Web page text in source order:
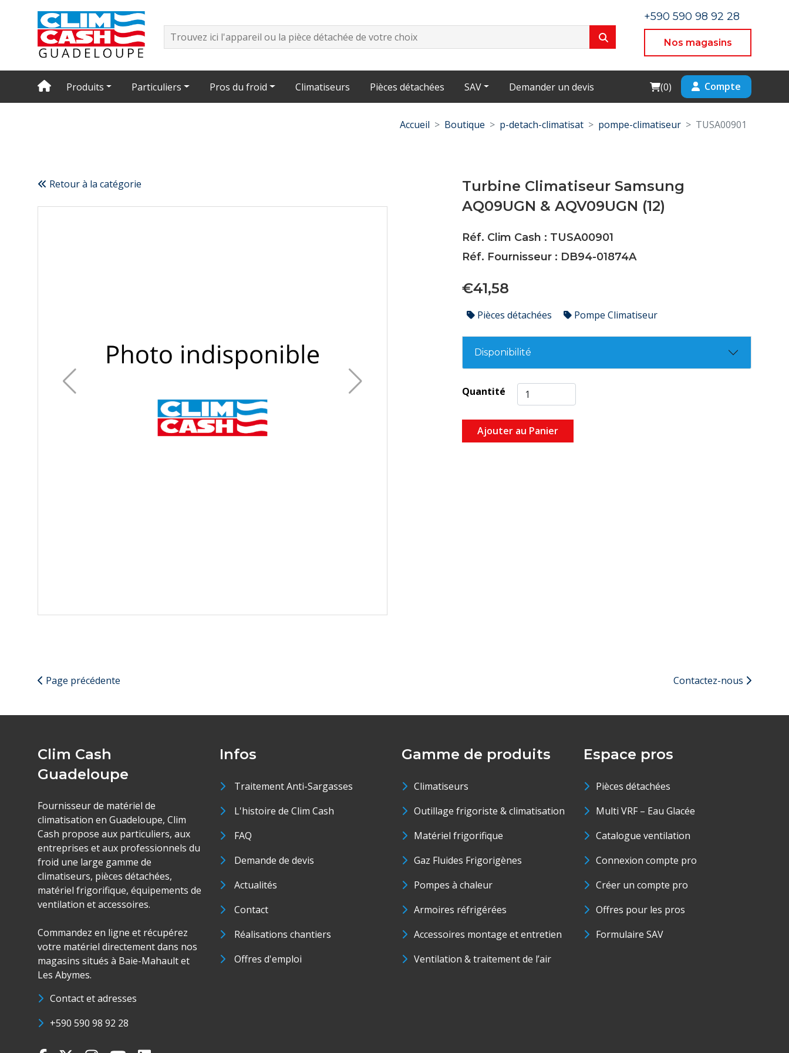
+590 590 98 92 28
Nos magasins
Produits Particuliers Pros du froid Climatiseurs Pièces détachées SAV Demander un devis Cart
(0) Compte
Accueil Boutique p-detach-climatisat pompe-climatiseur TUSA00901
Retour à la catégorie
Turbine Climatiseur Samsung
AQ09UGN & AQV09UGN (12)
Réf. Clim Cash : TUSA00901
Réf. Fournisseur : DB94-01874A
€41,58
Pièces détachées Pompe Climatiseur
Disponibilité
Quantité
Ajouter au Panier
Page précédente Contactez-nous
Clim Cash
Guadeloupe
Fournisseur de matériel de
climatisation en Guadeloupe, Clim
Cash propose aux particuliers, aux
entreprises et aux professionnels du
froid une large gamme de
climatiseurs, pièces détachées,
matériel frigorifique, équipements de
ventilation et accessoires.
Commandez en ligne et récupérez
votre matériel directement dans nos
magasins situés à Baie-Mahault et
Les Abymes.
Contact et adresses
+590 590 98 92 28
Infos
Traitement Anti-Sargasses
L'histoire de Clim Cash
FAQ
Demande de devis
Actualités
Contact
Réalisations chantiers
Offres d'emploi
Gamme de produits
Climatiseurs
Outillage frigoriste & climatisation
Matériel frigorifique
Gaz Fluides Frigorigènes
Pompes à chaleur
Armoires réfrigérées
Accessoires montage et entretien
Ventilation & traitement de l’air
Espace pros
Pièces détachées
Multi VRF – Eau Glacée
Catalogue ventilation
Connexion compte pro
Créer un compte pro
Offres pour les pros
Formulaire SAV